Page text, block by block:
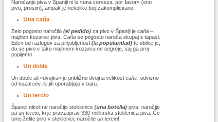
Naročanje piva v Španiji ni le »una cerveza, por favor« (eno
pivo, prosim), ampak je nekoliko bolj zakomplicirano.
Una caña
Zelo pogosto naročilo (el pedido) za pivo v Španiji je caña –
majhen kozarec piva. Caña se pogosto naroča skupaj s tapasi.
Eden od razlogov za priljubljenost (la popularidad) te oblike je,
da se pivo v tako majhnem kozarcu ne segreje, saj ga prej
popijemo.
Un doble
Un doble ali »dvojka« je približno dvojna velikost cañe , odvisno
od kozarcev, ki jih uporabljajo v baru.
Un tercio
Španci nikoli ne naročijo steklenice (una botella) piva, naročijo
pa un tercio , ki je pravzaprav 330-mililitrska steklenica piva. Če
torej želite pivo v steklenici, naročite un tercio!